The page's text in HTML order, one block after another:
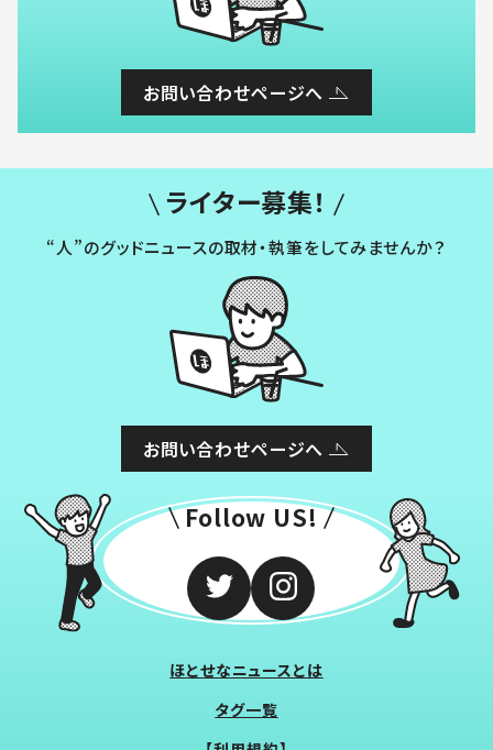
お問い合わせページへ
ライター募集！
“人”のグッドニュースの取材・執筆をしてみませんか？
お問い合わせページへ
Follow US!
ほとせなニュースとは
タグ一覧